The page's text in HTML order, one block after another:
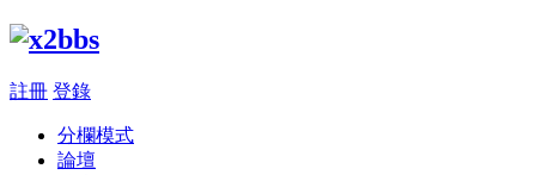
註冊 登錄
分欄模式
論壇